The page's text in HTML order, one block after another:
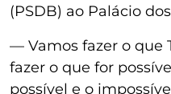
(PSDB) ao Palácio
— Vamos fazer o que
fazer o que for
possível e o